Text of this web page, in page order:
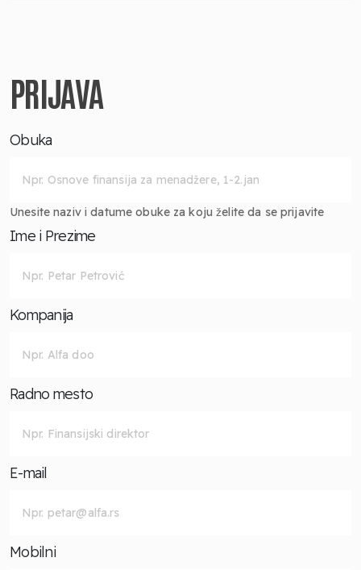
PRIJAVA
Obuka
Unesite naziv i datume obuke za koju želite da se prijavite
Ime i Prezime
Kompanija
Radno mesto
E-mail
Mobilni